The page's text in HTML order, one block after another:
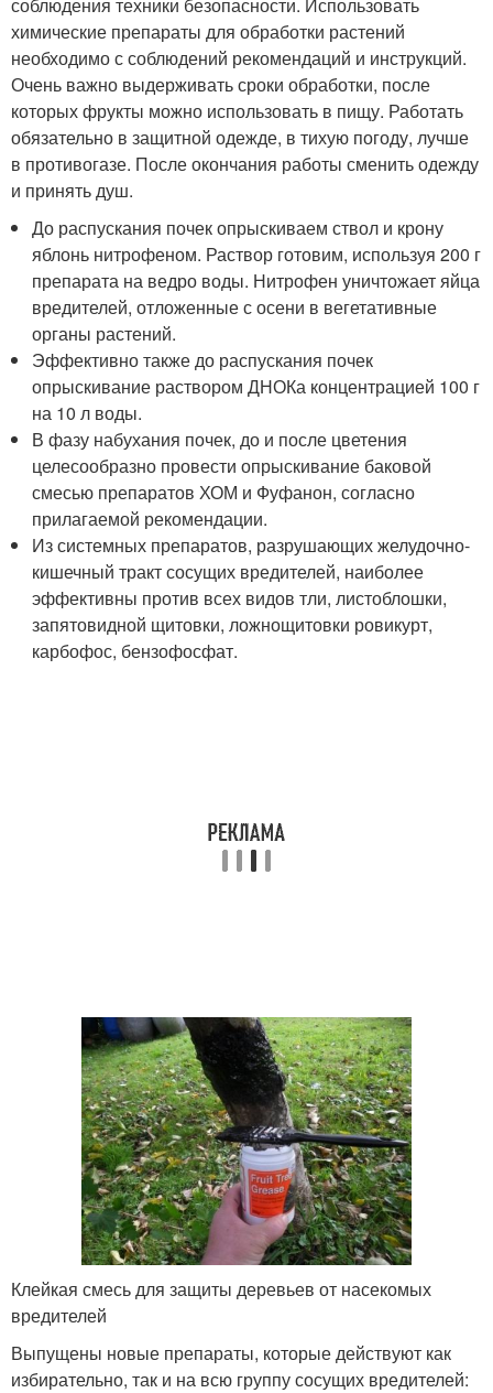
химические препараты для обработки растений
необходимо с соблюдений рекомендаций и инструкций.
Очень важно выдерживать сроки обработки, после
которых фрукты можно использовать в пищу. Работать
обязательно в защитной одежде, в тихую погоду, лучше
в противогазе. После окончания работы сменить одежду
и принять душ.
До распускания почек опрыскиваем ствол и крону
яблонь нитрофеном. Раствор готовим, используя 200 г
препарата на ведро воды. Нитрофен уничтожает яйца
вредителей, отложенные с осени в вегетативные
органы растений.
Эффективно также до распускания почек
опрыскивание раствором ДНОКа концентрацией 100 г
на 10 л воды.
В фазу набухания почек, до и после цветения
целесообразно провести опрыскивание баковой
смесью препаратов ХОМ и Фуфанон, согласно
прилагаемой рекомендации.
Из системных препаратов, разрушающих желудочно-
кишечный тракт сосущих вредителей, наиболее
эффективны против всех видов тли, листоблошки,
запятовидной щитовки, ложнощитовки ровикурт,
карбофос, бензофосфат.
Клейкая смесь для защиты деревьев от насекомых
вредителей
Выпущены новые препараты, которые действуют как
избирательно, так и на всю группу сосущих вредителей: